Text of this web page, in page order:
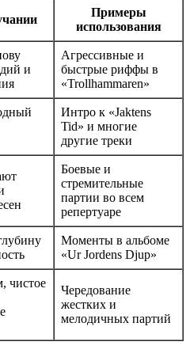
Примеры
использования
и
Агрессивные и
быстрые риффы в
«Trollhammaren»
Интро к «Jaktens
Tid» и многие
другие треки
Боевые и
стремительные
партии во всем
репертуаре
Моменты в альбоме
«Ur Jordens Djup»
чистое
Чередование
жестких и
мелодичных партий